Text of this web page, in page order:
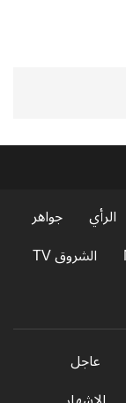
الرأي
جواهر
الشروق TV
عاجل